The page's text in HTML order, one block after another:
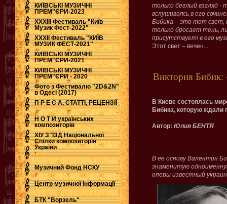
КИЇВСЬКІ МУЗИЧНІ
ПРЕМ"ЄРИ-2023
ХХХІІІ Фестиваль "Київ
Музик Фест-2022"
ХХХІІ Фестиваль "КИЇВ
МУЗИК ФЕСТ-2021"
КИЇВСЬКІ МУЗИЧНІ
ПРЕМ"ЄРИ-2021
КИЇВСЬКІ МУЗИЧНІ
ПРЕМ"ЄРИ - 2020
Фото з Фестивалю "2D&2N"
в Одесі (2017)
П Р Е С А, СТАТТІ, РЕЦЕНЗІЇ
Н О Т И українських
композиторів
ХІУ З"ЇЗД Національної
Спілки композиторів
України
.
Музичний Фонд НСКУ
Центр музичної інформації
БТК "Ворзель"
только беглый взгляд -
вслушиваясь в его
Бибика – это тот свет,
только бросает тень,
присутствует! в его
Этот свет – вечен...
Виктория Бибик:
В Киеве состоялась
Бибика, которую ждали
Автор: Юлия БЕНТЯ
В ее основу Валентин
знаменитую
оперы известный